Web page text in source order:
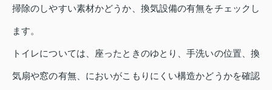
掃除のしやすい素材かどうか、換気設備の有無をチェックし
ます。
トイレについては、座ったときのゆとり、手洗いの位置、換
気扇や窓の有無、においがこもりにくい構造かどうかを確認